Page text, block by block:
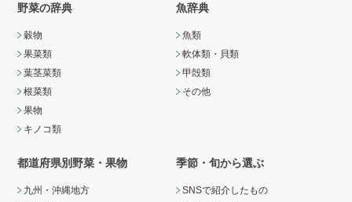
野菜の辞典
穀物
果菜類
葉茎菜類
根菜類
果物
キノコ類
魚辞典
魚類
軟体類・貝類
甲殻類
その他
都道府県別野菜・果物
九州・沖縄地方
季節・旬から選ぶ
SNSで紹介したもの